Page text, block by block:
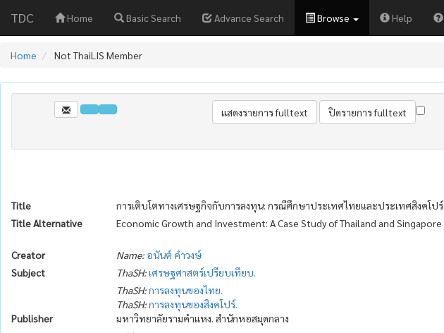
TDC Home Basic Search Advance Search Browse Help
Home Not ThaiLIS Member
Title
การเติบโตทางเศรษฐกิจกับการลงทุน: กรณีศึกษาประเทศไทยและประเทศสิงคโปร์
Title Alternative
Economic Growth and Investment: A Case Study of Thailand and Singapore
Creator Name: อนันต์ คำวงษ์
Subject
ThaSH:เศรษฐศาสตร์เปรียบเทียบ.
ThaSH:การลงทุนของไทย.
ThaSH:การลงทุนของสิงคโปร์.
Publisher
มหาวิทยาลัยรามคำแหง. สำนักหอสมุดกลาง